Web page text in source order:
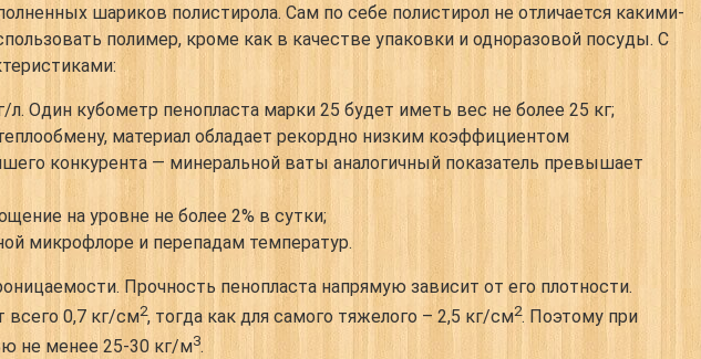
шариков полистирола. Сам по себе полистирол не отличается какими-
полимер, кроме как в качестве упаковки и одноразовой посуды. С
л. Один кубометр пенопласта марки 25 будет иметь вес не более 25 кг;
материал обладает рекордно низким коэффициентом
конкурента — минеральной ваты аналогичный показатель превышает
на уровне не более 2% в сутки;
микрофлоре и перепадам температур.
Прочность пенопласта напрямую зависит от его плотности.
всего 0,7 кг/см2, тогда как для самого тяжелого – 2,5 кг/см2. Поэтому при
не менее 25-30 кг/м3.